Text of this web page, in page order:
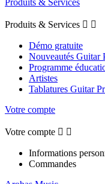
Produits & Services  
Démo gratuite
Nouveautés Guitar
Programme
Artistes
Tablatures Guitar
Votre compte
Votre compte  
Informations
Commandes